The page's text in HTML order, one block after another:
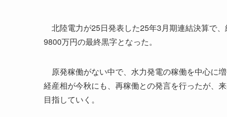
北陸電力が25日発表した25年3月期連結決算で
9800万円の最終黒字となった。
原発稼働がない中で、水力発電の稼働を中心に
経産相が今秋にも、再稼働との発言を行ったが、
目指していく。